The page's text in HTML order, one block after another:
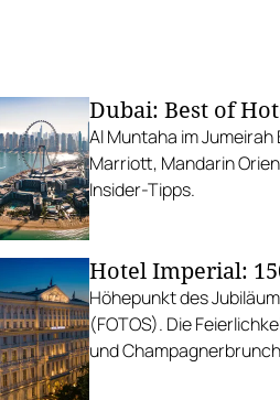
Dubai: Best of
Al Muntaha im Jumeirah
Marriott, Mandarin
Insider-Tipps.
Hotel Imperial:
Höhepunkt des
(FOTOS). Die
und